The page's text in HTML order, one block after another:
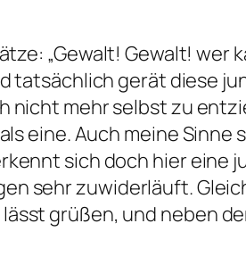
„Gewalt! Gewalt! wer
tatsächlich gerät diese
nicht mehr selbst zu
eine. Auch meine
sich doch hier eine
sehr zuwiderläuft.
grüßen, und neben